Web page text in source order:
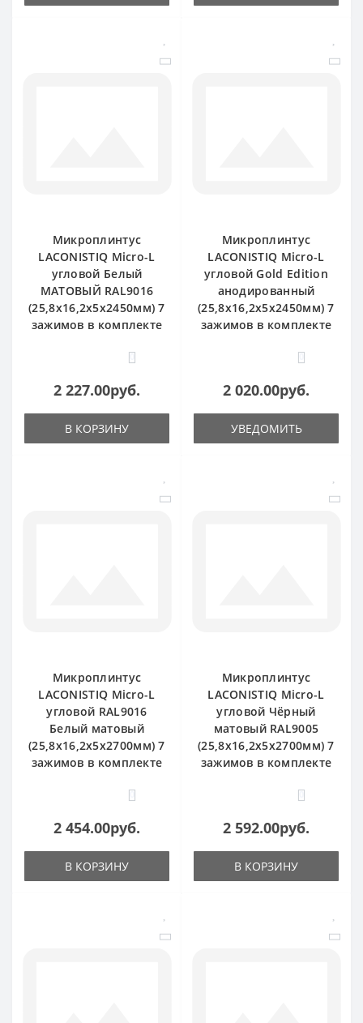
Микроплинтус
LACONISTIQ Micro-L
угловой Белый
МАТОВЫЙ RAL9016
(25,8х16,2х5х2450мм) 7
зажимов в комплекте
0
2 227.00руб.
В КОРЗИНУ
Микроплинтус
LACONISTIQ Micro-L
угловой Gold Edition
анодированный
(25,8х16,2х5х2450мм) 7
зажимов в комплекте
0
2 020.00руб.
УВЕДОМИТЬ
Микроплинтус
LACONISTIQ Micro-L
угловой RAL9016
Белый матовый
(25,8х16,2х5х2700мм) 7
зажимов в комплекте
0
2 454.00руб.
В КОРЗИНУ
Микроплинтус
LACONISTIQ Micro-L
угловой Чёрный
матовый RAL9005
(25,8х16,2х5х2700мм) 7
зажимов в комплекте
0
2 592.00руб.
В КОРЗИНУ